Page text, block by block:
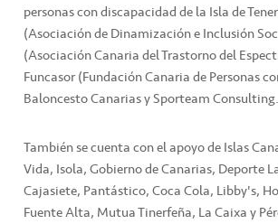
personas con discapacidad de la Isla de
(Asociación de Dinamización e Inclusión
(Asociación Canaria del Trastorno del
Funcasor (Fundación Canaria de Personas
Baloncesto Canarias y Sporteam Consulting.
También se cuenta con el apoyo de Islas
Vida, Isola, Gobierno de Canarias, Deporte
Cajasiete, Pantástico, Coca Cola, Libby's,
Fuente Alta, Mutua Tinerfeña, La Caixa y